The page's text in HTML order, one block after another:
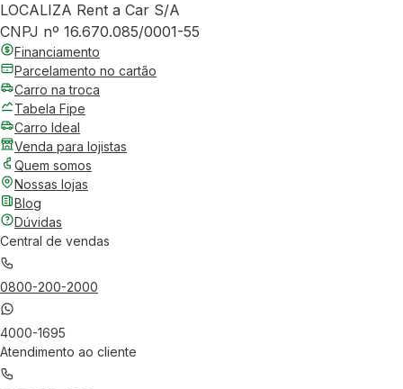
LOCALIZA Rent a Car S/A
CNPJ nº 16.670.085/0001-55
Financiamento
Parcelamento no cartão
Carro na troca
Tabela Fipe
Carro Ideal
Venda para lojistas
Quem somos
Nossas lojas
Blog
Dúvidas
Central de vendas
0800-200-2000
4000-1695
Atendimento ao cliente